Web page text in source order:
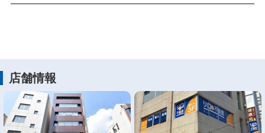
店舗情報